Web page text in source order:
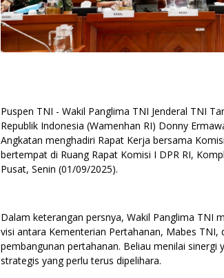
Puspen TNI - Wakil Panglima TNI Jenderal TNI
Republik Indonesia (Wamenhan RI) Donny
Angkatan menghadiri Rapat Kerja bersama
bertempat di Ruang Rapat Komisi I DPR RI,
Pusat, Senin (01/09/2025).
Dalam keterangan persnya, Wakil Panglima TNI
visi antara Kementerian Pertahanan, Mabes
pembangunan pertahanan. Beliau menilai
strategis yang perlu terus dipelihara.